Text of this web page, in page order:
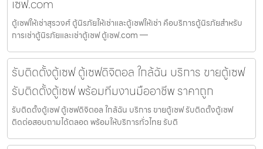
เซฟ.com
ตู้เซฟให้เช่าสุรวงศ์ ตู้นิรภัยให้เช่าและตู้เซฟให้เช่า คือบริการตู้นิรภัยสำหรับ
การเช่าตู้นิรภัยและเช่าตู้เซฟ ตู้เซฟ.com —
รับติดตั้งตู้เซฟ ตู้เซฟดิจิตอล ใกล้ฉัน บริการ ขายตู้เซฟ
รับติดตั้งตู้เซฟ พร้อมทีมงานมืออาชีพ ราคาถูก
รับติดตั้งตู้เซฟ ตู้เซฟดิจิตอล ใกล้ฉัน บริการ ขายตู้เซฟ รับติดตั้งตู้เซฟ
ติดต่อสอบถามได้ตลอด พร้อมให้บริการทั่วไทย รับติ